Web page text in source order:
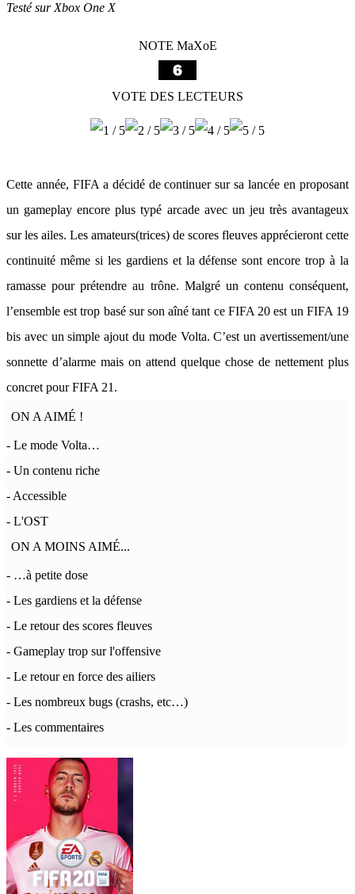
Testé sur Xbox One X
NOTE MaXoE
VOTE DES LECTEURS
Cette année, FIFA a décidé de continuer sur sa lancée en proposant
un gameplay encore plus typé arcade avec un jeu très avantageux
sur les ailes. Les amateurs(trices) de scores fleuves apprécieront cette
continuité même si les gardiens et la défense sont encore trop à la
ramasse pour prétendre au trône. Malgré un contenu conséquent,
l’ensemble est trop basé sur son aîné tant ce FIFA 20 est un FIFA 19
bis avec un simple ajout du mode Volta. C’est un avertissement/une
sonnette d’alarme mais on attend quelque chose de nettement plus
concret pour FIFA 21.
ON A AIMÉ !
- Le mode Volta…
- Un contenu riche
- Accessible
- L'OST
ON A MOINS AIMÉ...
- …à petite dose
- Les gardiens et la défense
- Le retour des scores fleuves
- Gameplay trop sur l'offensive
- Le retour en force des ailiers
- Les nombreux bugs (crashs, etc…)
- Les commentaires